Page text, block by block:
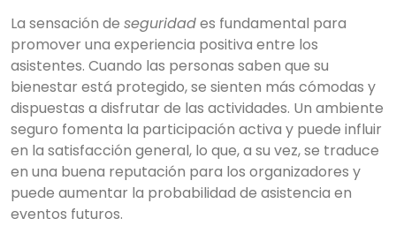
La sensación de seguridades fundamental para
promover una experiencia positiva entre los
asistentes. Cuando las personas saben que su
bienestar está protegido, se sienten más cómodas y
dispuestas a disfrutar de las actividades. Un ambiente
seguro fomenta la participación activa y puede influir
en la satisfacción general, lo que, a su vez, se traduce
en una buena reputación para los organizadores y
puede aumentar la probabilidad de asistencia en
eventos futuros.